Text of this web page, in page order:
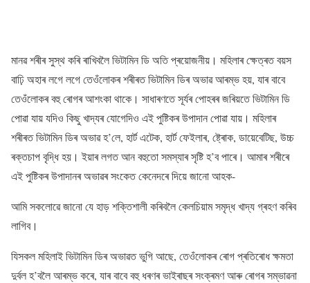
মানৱ শৰীৰ সুস্থ কৰি ৰাখিবলৈ ভিটামিন ডি অতি প্ৰয়োজনীয়। মহিলাৰ ক্ষেত্ৰত বয়স
বাঢ়ি অহাৰ লগে লগে তেওঁলোকৰ শৰীৰত ভিটামিন ডিৰ অভাৱ আৰম্ভ হয়, যাৰ বাবে
তেওঁলোকৰ বহু ৰোগৰ আশংকা থাকে। সাধাৰণতে সূৰ্যৰ পোহৰৰ জৰিয়তে ভিটামিন ডি
পোৱা যায় যদিও কিছু খাদ্যৰ যোগেদিও এই পুষ্টিকৰ উপাদান পোৱা যায়। মহিলাৰ
শৰীৰত ভিটামিন ডিৰ অভাৱ হ’লে, হাৰ্ট এটেক, হাৰ্ট ফেইলাৰ, ষ্ট্ৰোক, ডায়েবেটিছ, উচ্চ
ৰক্তচাপ বৃদ্ধি হয়। ইয়াৰ লগত আন বহুতো সমস্যাৰ সৃষ্টি হ’ব পাৰে। আমাৰ শৰীৰে
এই পুষ্টিকৰ উপাদানৰ অভাৱৰ সংকেত কেনেদৰে দিয়ে জানো আহক-
আমি সকলোৱে জানো যে হাড় শক্তিশালী কৰিবলৈ কেলচিয়াম সমৃদ্ধ খাদ্য গ্ৰহণ কৰিব
লাগিব।
যিসকল মহিলাই ভিটামিন ডিৰ অভাৱত ভুগি আছে, তেওঁলোকৰ ৰোগ প্ৰতিৰোধ ক্ষমতা
দুৰ্বল হ’বলৈ আৰম্ভ কৰে, যাৰ বাবে বহু ধৰণৰ ভাইৰাছৰ সংক্ৰমণ আৰু ৰোগৰ সম্ভাৱনা